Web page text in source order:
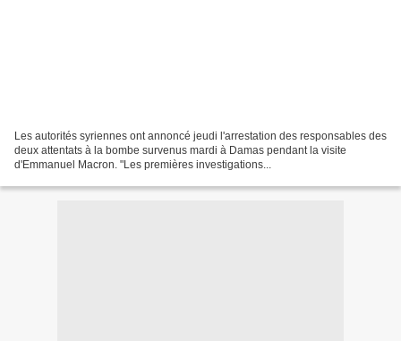
Les autorités syriennes ont annoncé jeudi l'arrestation des responsables des
deux attentats à la bombe survenus mardi à Damas pendant la visite
d'Emmanuel Macron. "Les premières investigations...